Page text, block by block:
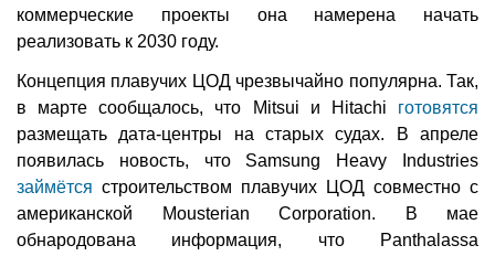
коммерческие проекты она намерена начать
реализовать к 2030 году.
Концепция плавучих ЦОД чрезвычайно популярна. Так,
в марте сообщалось, что Mitsui и Hitachi готовятся
размещать дата-центры на старых судах. В апреле
появилась новость, что Samsung Heavy Industries
займётся строительством плавучих ЦОД совместно с
американской Mousterian Corporation. В мае
обнародована информация, что Panthalassa